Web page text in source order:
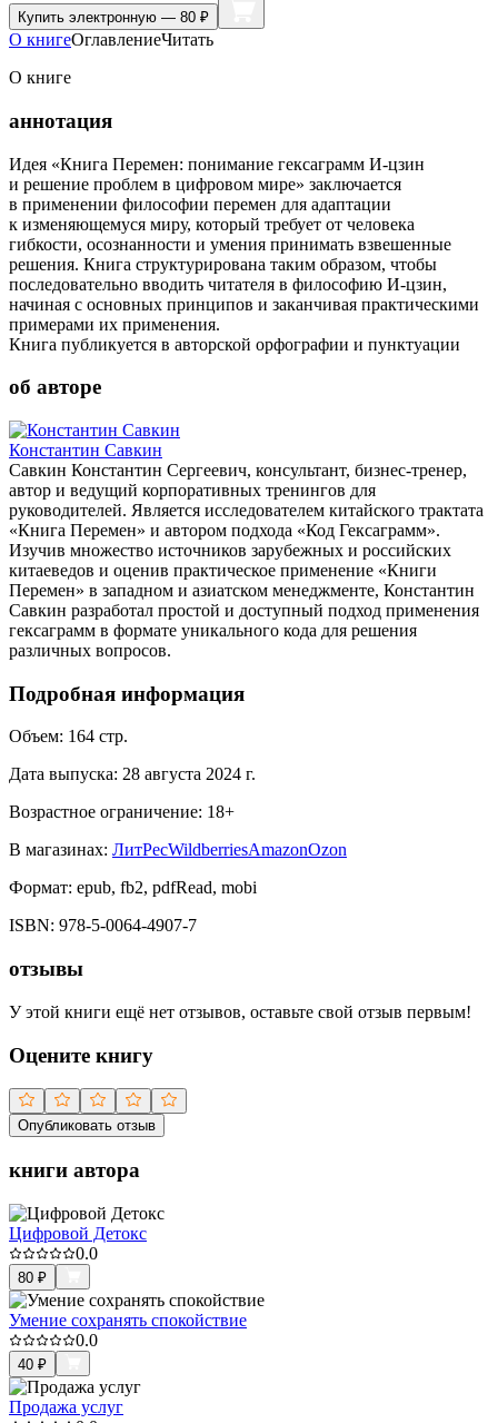
Купить электронную — 80 ₽
О книгеОглавлениеЧитать
О книге
аннотация
Идея «Книга Перемен: понимание гексаграмм И-цзин
и решение проблем в цифровом мире» заключается
в применении философии перемен для адаптации
к изменяющемуся миру, который требует от человека
гибкости, осознанности и умения принимать взвешенные
решения. Книга структурирована таким образом, чтобы
последовательно вводить читателя в философию И-цзин,
начиная с основных принципов и заканчивая практическими
примерами их применения.
Книга публикуется в авторской орфографии и пунктуации
об авторе
Константин Савкин
Савкин Константин Сергеевич, консультант, бизнес-тренер,
автор и ведущий корпоративных тренингов для
руководителей. Является исследователем китайского трактата
«Книга Перемен» и автором подхода «Код Гексаграмм».
Изучив множество источников зарубежных и российских
китаеведов и оценив практическое применение «Книги
Перемен» в западном и азиатском менеджменте, Константин
Савкин разработал простой и доступный подход применения
гексаграмм в формате уникального кода для решения
различных вопросов.
Подробная информация
Объем: 164 стр.
Дата выпуска: 28 августа 2024 г.
Возрастное ограничение: 18+
В магазинах: ЛитРесWildberriesAmazonOzon
Формат: epub, fb2, pdfRead, mobi
ISBN: 978-5-0064-4907-7
отзывы
У этой книги ещё нет отзывов, оставьте свой отзыв первым!
Оцените книгу
Опубликовать отзыв
книги автора
Цифровой Детокс
0.0
80 ₽
Умение сохранять спокойствие
0.0
40 ₽
Продажа услуг